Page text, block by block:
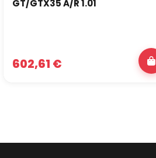
GT/GTX35 A/R 1.01
602,61 €